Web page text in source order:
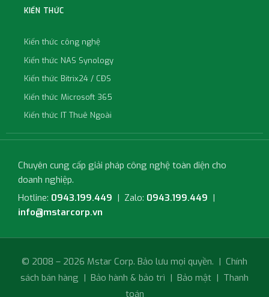
KIẾN THỨC
Kiến thức công nghệ
Kiến thức NAS Synology
Kiến thức Bitrix24 / CĐS
Kiến thức Microsoft 365
Kiến thức IT Thuê Ngoài
Chuyên cung cấp giải pháp công nghệ toàn diện cho
doanh nghiệp.
Hotline: 0943.199.449 | Zalo: 0943.199.449 |
info@mstarcorp.vn
© 2008 – 2026 Mstar Corp. Bảo lưu mọi quyền. | Chính
sách bán hàng | Bảo hành & bảo trì | Bảo mật | Thanh
toán